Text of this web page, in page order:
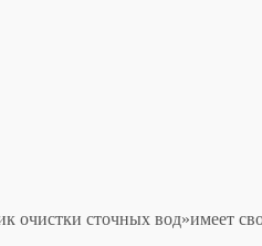
очистки сточных вод»имеет